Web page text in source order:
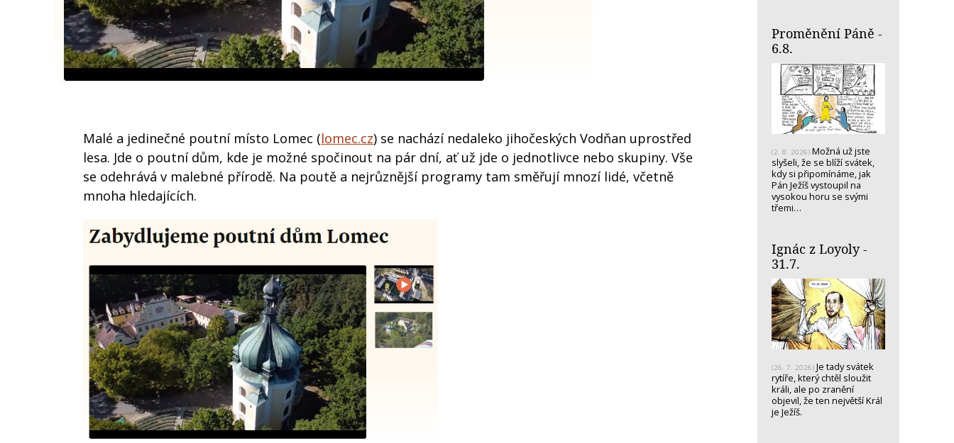
Malé a jedinečné poutní místo Lomec (lomec.cz) se nachází nedaleko jihočeských Vodňan uprostřed
lesa. Jde o poutní dům, kde je možné spočinout na pár dní, ať už jde o jednotlivce nebo skupiny. Vše
se odehrává v malebné přírodě. Na poutě a nejrůznější programy tam směřují mnozí lidé, včetně
mnoha hledajících.
Proměnění Páně -
6.8.
(2. 8. 2026) Možná už jste
slyšeli, že se blíží svátek,
kdy si připomínáme, jak
Pán Ježíš vystoupil na
vysokou horu se svými
třemi…
Ignác z Loyoly -
31.7.
(26. 7. 2026) Je tady svátek
rytíře, který chtěl sloužit
králi, ale po zranění
objevil, že ten největší Král
je Ježíš.